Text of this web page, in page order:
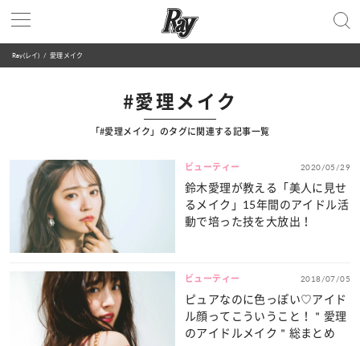
Ray(レイ) 愛理メイク
#愛理メイク
「#愛理メイク」のタグに関連する記事一覧
ビューティー 2020/05/29
鈴木愛理が教える「美人に見せ
るメイク」15年間のアイドル活
動で培った技を大放出！
ビューティー 2018/07/05
ピュアなのに色っぽい♡アイド
ル顔ってこういうこと！＂愛理
のアイドルメイク＂総まとめ